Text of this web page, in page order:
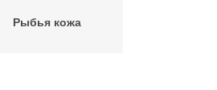
Рыбья кожа